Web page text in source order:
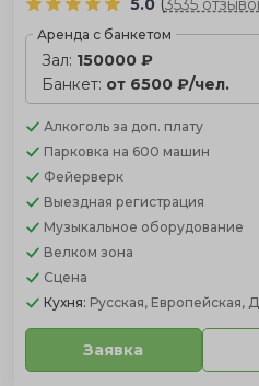
Аренда с банкетом
Зал: 150000 ₽
Банкет: от 6500 ₽/чел.
Алкоголь за доп. плату
Парковка на 600 машин
Фейерверк
Выездная регистрация
Музыкальное оборудование
Велком зона
Сцена
Кухня: Русская, Европейская,
Заявка